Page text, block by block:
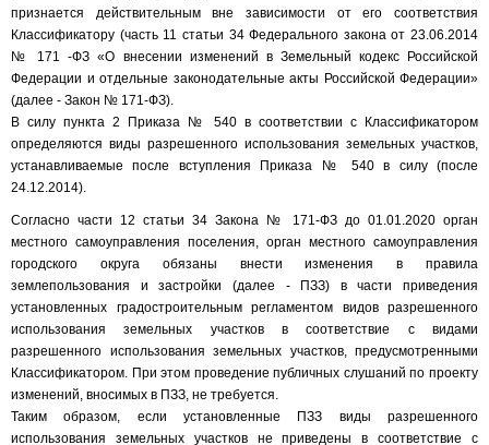
признается действительным вне зависимости от его соответствия
Классификатору (часть 11 статьи 34 Федерального закона от 23.06.2014
№ 171 -ФЗ «О внесении изменений в Земельный кодекс Российской
Федерации и отдельные законодательные акты Российской Федерации»
(далее - Закон № 171-ФЗ).
В силу пункта 2 Приказа № 540 в соответствии с Классификатором
определяются виды разрешенного использования земельных участков,
устанавливаемые после вступления Приказа № 540 в силу (после
24.12.2014).
Согласно части 12 статьи 34 Закона № 171-ФЗ до 01.01.2020 орган
местного самоуправления поселения, орган местного самоуправления
городского округа обязаны внести изменения в правила
землепользования и застройки (далее - ПЗЗ) в части приведения
установленных градостроительным регламентом видов разрешенного
использования земельных участков в соответствие с видами
разрешенного использования земельных участков, предусмотренными
Классификатором. При этом проведение публичных слушаний по проекту
изменений, вносимых в ПЗЗ, не требуется.
Таким образом, если установленные ПЗЗ виды разрешенного
использования земельных участков не приведены в соответствие с